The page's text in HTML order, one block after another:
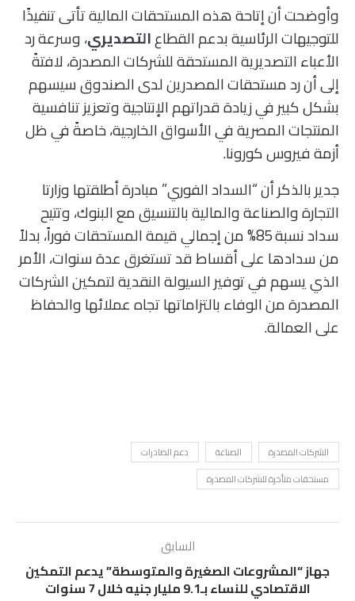
وأوضحت أن إتاحة هذه المستحقات المالية تأتى تنفيذًا
للتوجيهات الرئاسية بدعم القطاعالتصديري، وسرعة رد
الأعباء التصديرية المستحقة للشركات المصدرة، لافتةً
إلى أن رد مستحقات المصدرين لدى الصندوق سيسهم
بشكل كبير في زيادة قدراتهم الإنتاجية وتعزيز تنافسية
المنتجات المصرية في الأسواق الخارجية، خاصةً في ظل
أزمة فيروس كورونا.
جدير بالذكر أن “السداد الفوري” مبادرة أطلقتها وزارتا
التجارة والصناعة والمالية بالتنسيق مع البنوك، وتتيح
سداد نسبة 85% من إجمالي قيمة المستحقات فوراً، بدلاً
من سدادها على أقساط قد تستغرق عدة سنوات، الأمر
الذي يسهم في توفير السيولة النقدية لتمكين الشركات
المصدرة من الوفاء بالتزاماتها تجاه عملائها والحفاظ
على العمالة.
الشركات المصدرة الصناعة
دعم الصادرات
مستحقات متأخرة للشركات المصدرة
السابق
جهاز “المشروعات الصغيرة والمتوسطة” يدعم التمكين
الاقتصادي للنساء بـ9.1 مليار جنيه خلال 7 سنوات